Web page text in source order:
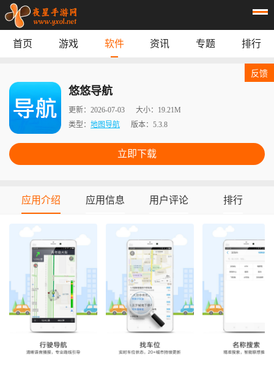
专题 榜单
首页 游戏 软件 资讯 专题 排行
悠悠导航
更新： 2026-07-03 大小： 19.21M
类型： 地图导航 版本： 5.3.8
立即下载
反馈
应用介绍 应用信息 用户评论 排行